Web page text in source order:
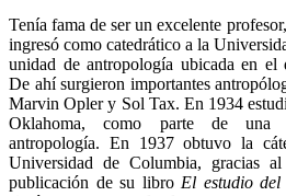
Tenía fama de ser un excelente
ingresó como catedrático a la
unidad de antropología ubicada en el
De ahí surgieron importantes
Marvin Opler y Sol Tax. En 1934
Oklahoma, como parte de una
antropología. En 1937 obtuvo la
Universidad de Columbia, gracias
publicación de su libro El estudio